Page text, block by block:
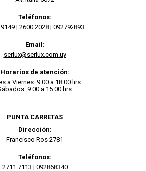
Teléfonos:
| 2600 2028| 092792893
Email:
serlux@serlux.com.uy
Horarios de atención:
a Viernes: 9:00 a 18:00 hrs
9:00 a 15:00 hrs
PUNTA CARRETAS
Dirección:
Francisco Ros 2781
Teléfonos:
2711 7113 | 092868340